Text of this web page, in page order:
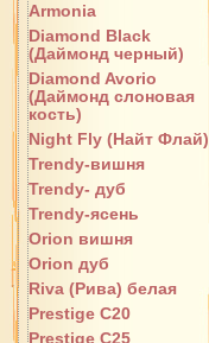
Armonia
Diamond Black
(Даймонд черный)
Diamond Avorio
(Даймонд слоновая
кость)
Night Fly (Найт Флай)
Trendy-вишня
Trendy- дуб
Trendy-ясень
Orion вишня
Orion дуб
Riva (Рива) белая
Prestige C20
Prestige C25